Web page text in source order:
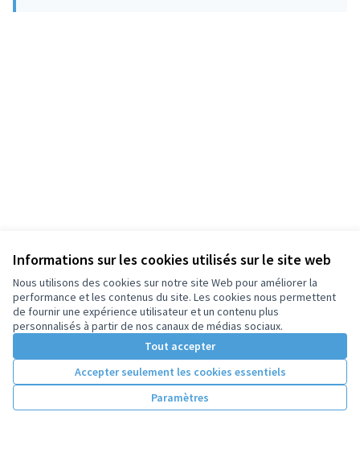
Informations sur les cookies utilisés sur le site web
Nous utilisons des cookies sur notre site Web pour améliorer la
performance et les contenus du site. Les cookies nous permettent
de fournir une expérience utilisateur et un contenu plus
personnalisés à partir de nos canaux de médias sociaux.
Tout accepter
Accepter seulement les cookies essentiels
Paramètres